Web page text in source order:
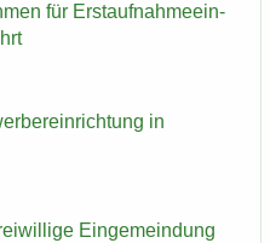
für Erst­auf­nah­me­ein­
in
Ein­ge­mein­dung